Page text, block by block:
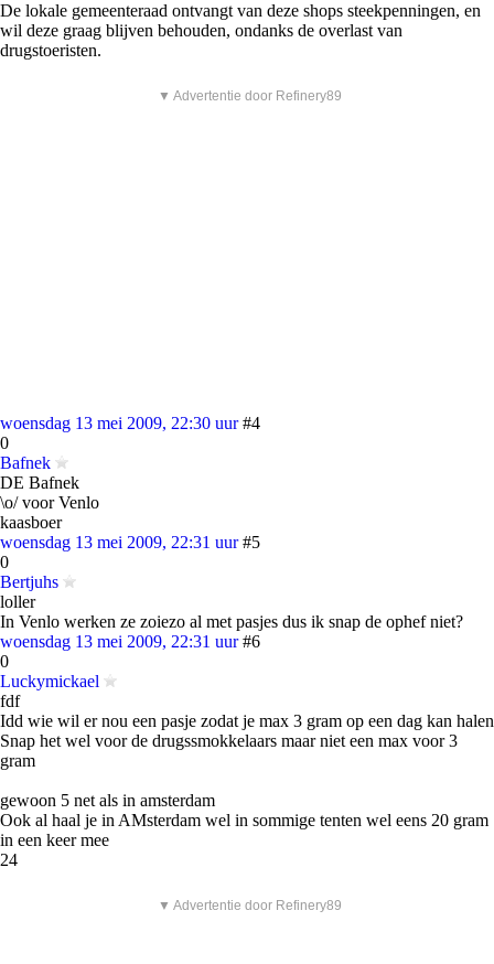
De lokale gemeenteraad ontvangt van deze shops steekpenningen, en
wil deze graag blijven behouden, ondanks de overlast van
drugstoeristen.
▼ Advertentie door Refinery89
woensdag 13 mei 2009, 22:30 uur #4
0
Bafnek
DE Bafnek
\o/ voor Venlo
kaasboer
woensdag 13 mei 2009, 22:31 uur #5
0
Bertjuhs
loller
In Venlo werken ze zoiezo al met pasjes dus ik snap de ophef niet?
woensdag 13 mei 2009, 22:31 uur #6
0
Luckymickael
fdf
Idd wie wil er nou een pasje zodat je max 3 gram op een dag kan halen
Snap het wel voor de drugssmokkelaars maar niet een max voor 3
gram
gewoon 5 net als in amsterdam
Ook al haal je in AMsterdam wel in sommige tenten wel eens 20 gram
in een keer mee
24
▼ Advertentie door Refinery89